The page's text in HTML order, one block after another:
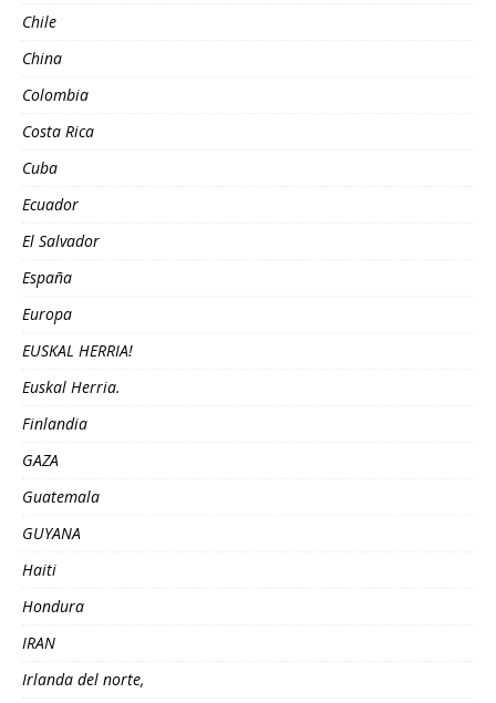
Chile
China
Colombia
Costa Rica
Cuba
Ecuador
El Salvador
España
Europa
EUSKAL HERRIA!
Euskal Herria.
Finlandia
GAZA
Guatemala
GUYANA
Haiti
Hondura
IRAN
Irlanda del norte,